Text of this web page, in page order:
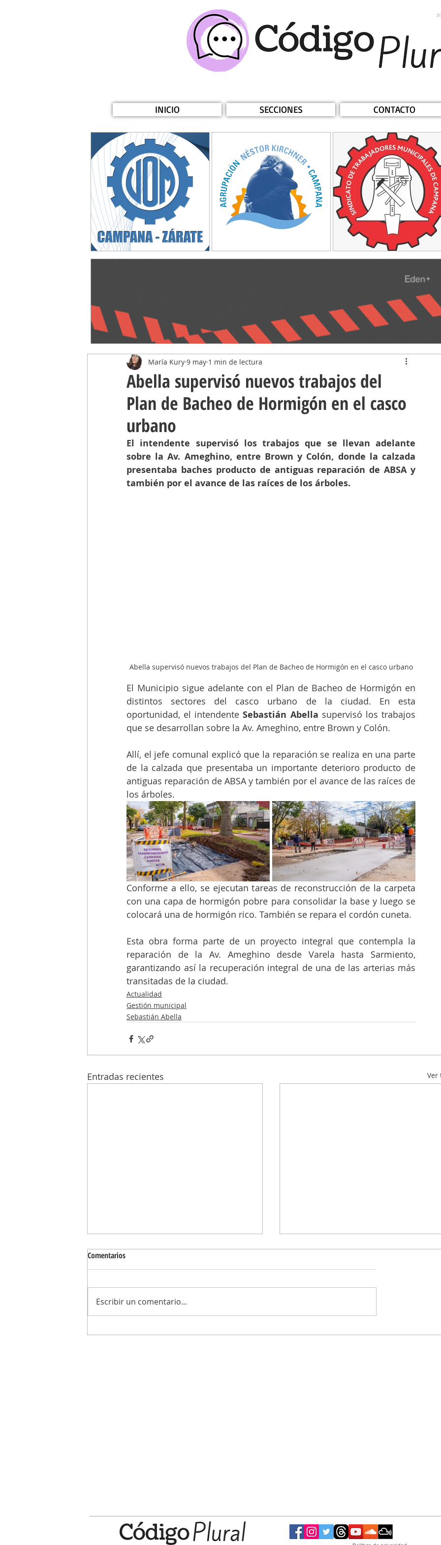
INICIO SECCIONES CONTACTO
Abella supervisó nuevos trabajos del
Plan de Bacheo de Hormigón en el casco
urbano
María Kury 9 may 1 min de lectura
El intendente supervisó los trabajos que se llevan adelante
sobre la Av. Ameghino, entre Brown y Colón, donde la calzada
presentaba baches producto de antiguas reparación de ABSA y
también por el avance de las raíces de los árboles.
Abella supervisó nuevos trabajos del Plan de Bacheo de Hormigón en el casco urbano
El Municipio sigue adelante con el Plan de Bacheo de Hormigón en
distintos sectores del casco urbano de la ciudad. En esta
oportunidad, el intendente Sebastián Abella supervisó los trabajos
que se desarrollan sobre la Av. Ameghino, entre Brown y Colón.
Allí, el jefe comunal explicó que la reparación se realiza en una parte
de la calzada que presentaba un importante deterioro producto de
antiguas reparación de ABSA y también por el avance de las raíces de
los árboles.
Conforme a ello, se ejecutan tareas de reconstrucción de la carpeta
con una capa de hormigón pobre para consolidar la base y luego se
colocará una de hormigón rico. También se repara el cordón cuneta.
Esta obra forma parte de un proyecto integral que contempla la
reparación de la Av. Ameghino desde Varela hasta Sarmiento,
garantizando así la recuperación integral de una de las arterias más
transitadas de la ciudad.
Actualidad
Gestión municipal
Sebastián Abella
Entradas recientes Ver
Comentarios
Escribir un comentario...